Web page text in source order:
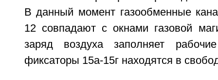
В данный момент газообменные
12 совпадают с окнами газовой
заряд воздуха заполняет
фиксаторы 15а-15г находятся в